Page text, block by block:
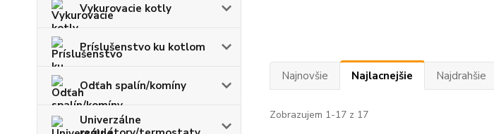
Vykurovacie kotly
Príslušenstvo ku kotlom
Odťah spalín/komíny
Univerzálne
Najnovšie Najlacnejšie Najdrahšie
Zobrazujem 1-17 z 17